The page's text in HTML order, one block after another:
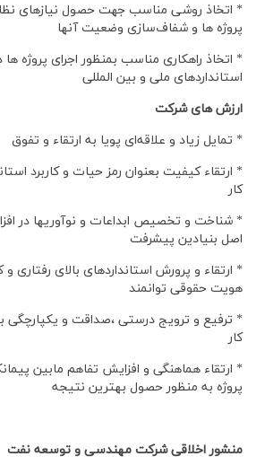
* اتخاذ روشی مناسب جهت حصول نیازهای
پروژه ها و شفاف‌سازی وضعیت آنها
* اتخاذ راهکاری مناسب بمنظور اجرای پروژه
استانداردهای ملی و بین المللی
ارزش های شرکت
* تمایل زیاد و علاقه‌ای پویا به ارتقاء و تفوق
* ارتقاء کیفیت بعنوان رمز حیات و کاربرد
کار
* شناخت و تخصیص ابداعات و نوآوریها در
اصل بنیادین پیشرفت
* ارتقاء و پرورش استانداردهای بالای
هویت حقوقی توانمند
* ترفیع و ترویج درستی ،صداقت و یکپارچگی
کار
* ارتقاء هماهنگی و افزایش تفاهم مابین
پروژه به منظور حصول بهترین نتیجه
منشور اخلاقی شرکت مهندسی و توسعه نفت